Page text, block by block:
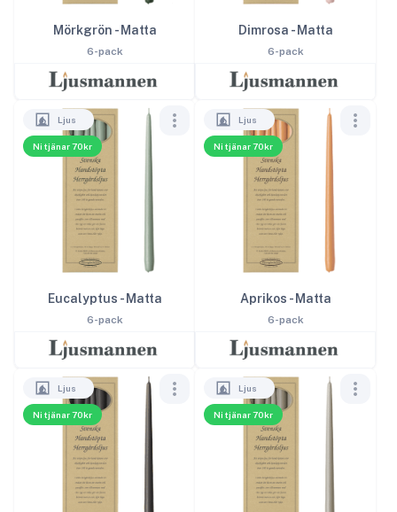
Mörkgrön - Matta
6-pack
Dimrosa - Matta
6-pack
Ni tjänar 70kr
Ljus
Eucalyptus - Matta
6-pack
Ni tjänar 70kr
Ljus
Aprikos - Matta
6-pack
Ni tjänar 70kr
Ljus
Ni tjänar 70kr
Ljus